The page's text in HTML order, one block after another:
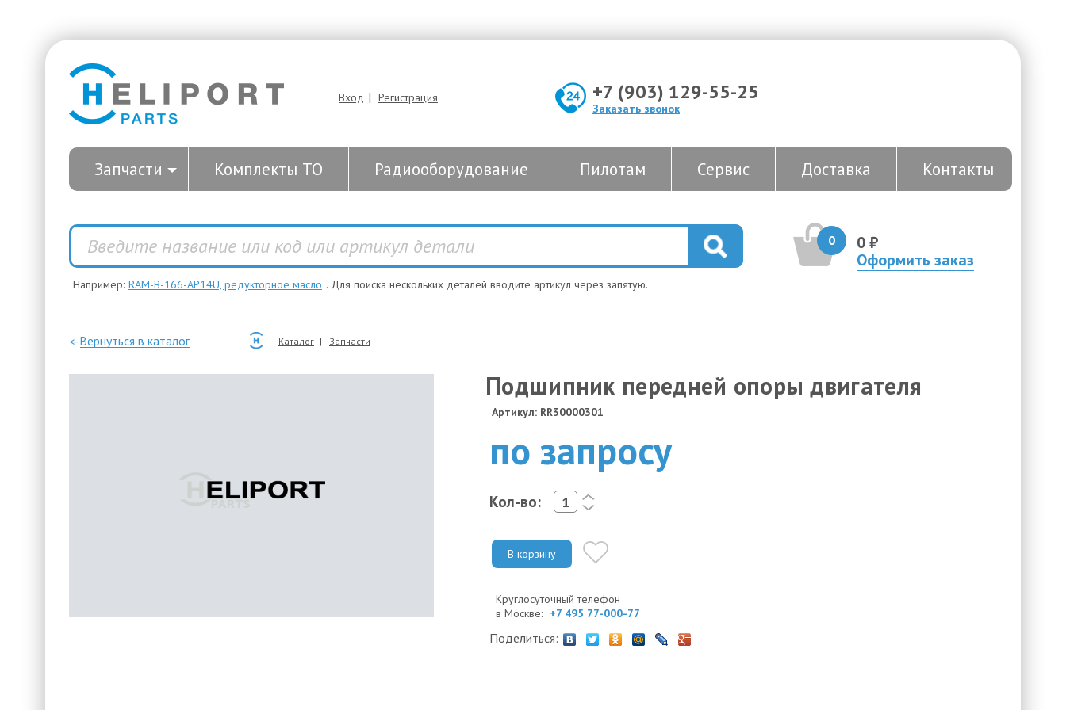
Вход | Регистрация +7 (903) 129-55-25
Заказать звонок
Запчасти Комплекты ТО Радиооборудование Пилотам Сервис Доставка Контакты
0
0 ₽
Оформить заказ
Например: RAM-B-166-AP14U, редукторное масло . Для поиска нескольких деталей вводите артикул через запятую.
—Вернуться в каталог Каталог Запчасти
Подшипник передней опоры двигателя
Артикул: RR30000301
по запросу
Кол-во:
<
>
В корзину
Круглосуточный телефон
в Москве: +7 495 77-000-77
Поделиться: